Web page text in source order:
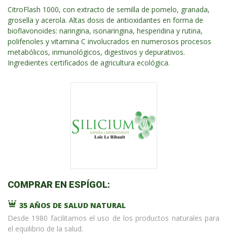
CitroFlash 1000, con extracto de semilla de pomelo, granada,
grosella y acerola. Altas dosis de antioxidantes en forma de
bioflavonoides: naringina, isonaringina, hesperidina y rutina,
polifenoles y vitamina C involucrados en numerosos procesos
metabólicos, inmunológicos, digestivos y depurativos.
Ingredientes certificados de agricultura ecológica.
COMPRAR EN ESPÍGOL:
35 AÑOS DE SALUD NATURAL
Desde 1980 facilitamos el uso de los productos naturales para
el equilibrio de la salud.